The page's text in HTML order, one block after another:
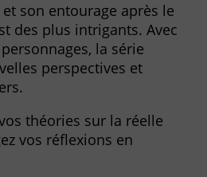
son entourage après le
des plus intrigants. Avec
la série
perspectives et
théories sur la réelle
vos réflexions en